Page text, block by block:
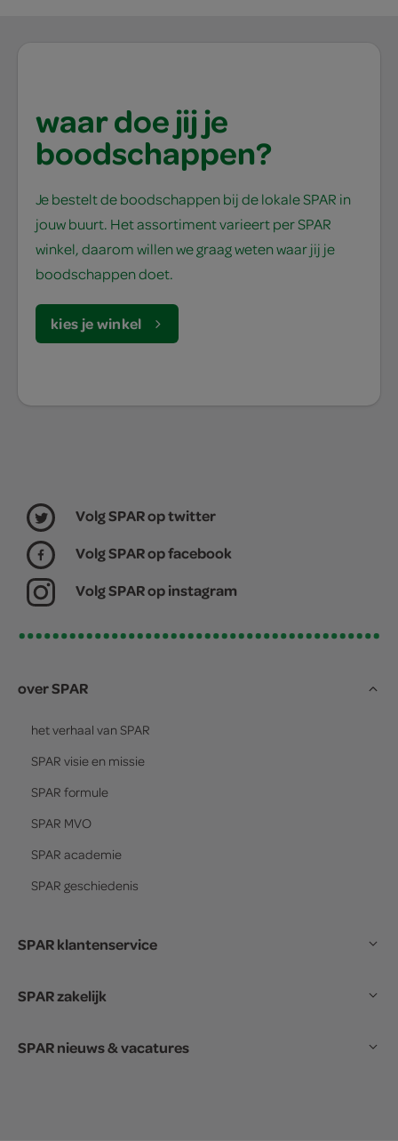
waar doe jij je
boodschappen?
Je bestelt de boodschappen bij de lokale SPAR in
jouw buurt. Het assortiment varieert per SPAR
winkel, daarom willen we graag weten waar jij je
boodschappen doet.
kies je winkel
Volg SPAR op twitter
Volg SPAR op facebook
Volg SPAR op instagram
over SPAR
het verhaal van SPAR
SPAR visie en missie
SPAR formule
SPAR MVO
SPAR academie
SPAR geschiedenis
SPAR klantenservice
SPAR zakelijk
SPAR nieuws & vacatures